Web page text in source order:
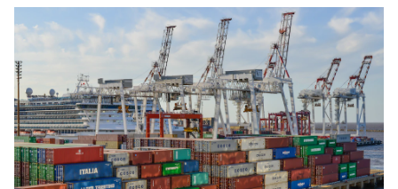
Rosalía recreó el meme de “vas en
contramano” y enloqueció a sus fans en